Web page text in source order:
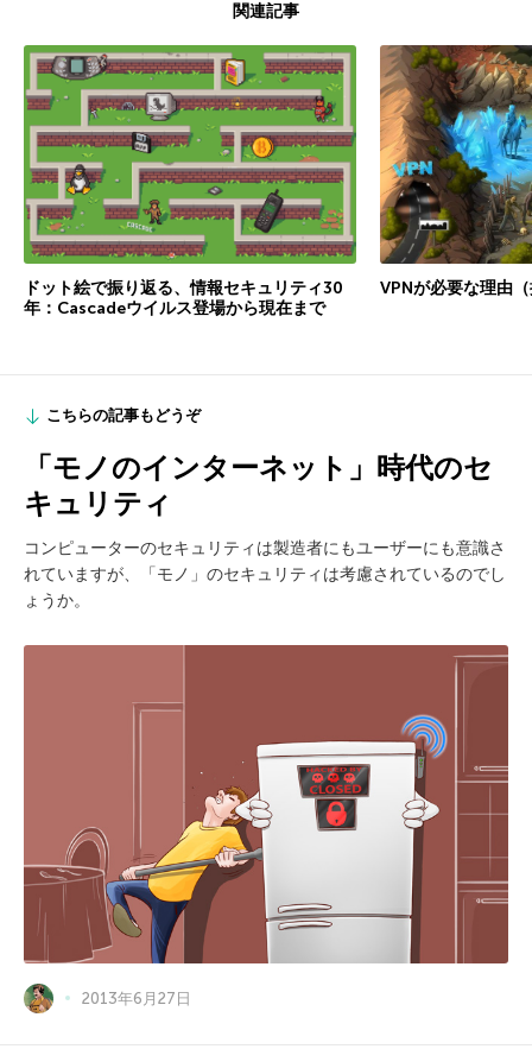
関連記事
ドット絵で振り返る、情報セキュリティ30
年：Cascadeウイルス登場から現在まで
VPNが必要な理由
こちらの記事もどうぞ
「モノのインターネット」時代のセ
キュリティ
コンピューターのセキュリティは製造者にもユーザーにも意識さ
れていますが、「モノ」のセキュリティは考慮されているのでし
ょうか。
2013年6月27日